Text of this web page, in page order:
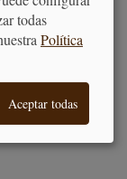
todas
Política
Aceptar todas